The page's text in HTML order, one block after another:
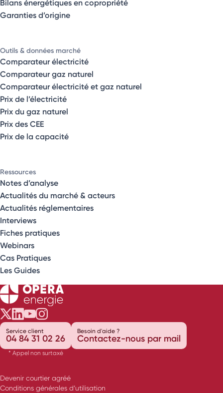
Bilans énergétiques en copropriété
Garanties d’origine
Outils & données marché
Comparateur électricité
Comparateur gaz naturel
Comparateur électricité et gaz naturel
Prix de l’électricité
Prix du gaz naturel
Prix des CEE
Prix de la capacité
Ressources
Notes d’analyse
Actualités du marché & acteurs
Actualités réglementaires
Interviews
Fiches pratiques
Webinars
Cas Pratiques
Les Guides
Opéra Énergie sur Twitter
Opéra Énergie sur LinkedIn
Opéra Énergie sur Youtube
Opéra Énergie sur Instagram
Service client
04 84 31 02 26
* Appel non surtaxé
Besoin d'aide ?
Contactez-nous par mail
Devenir courtier agréé
Conditions générales d’utilisation